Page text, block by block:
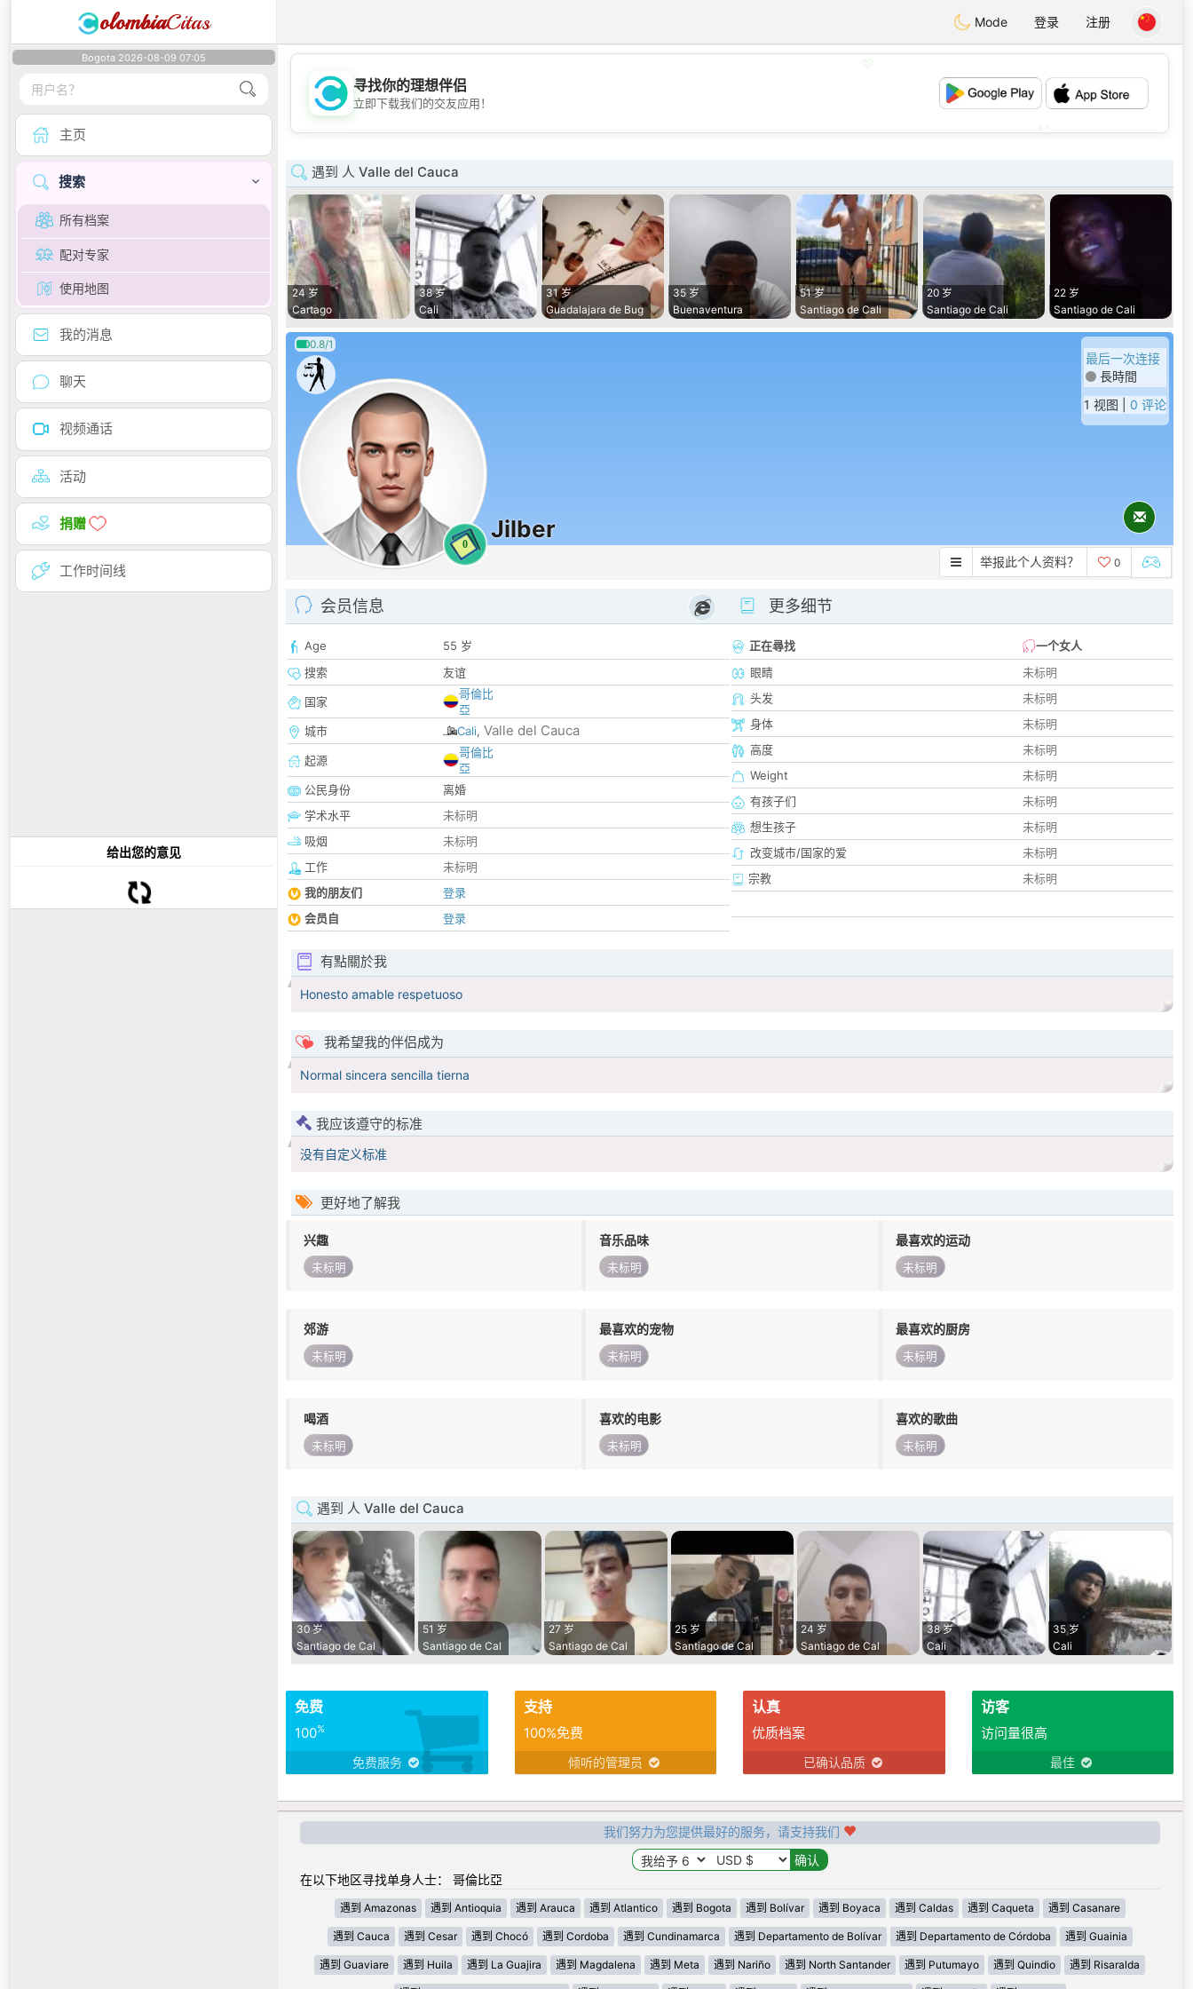
olombiaCitas Mode 登录 注册
Bogota 2026-08-09 07:05
主页
搜索
所有档案
配对专家
使用地图
我的消息
聊天
视频通话
活动
捐赠
工作时间线
给出您的意见
💖
💕
寻找你的理想伴侣
立即下载我们的交友应用！
遇到 人 Valle del Cauca
24 岁
Cartago
38 岁
Cali
31 岁
Guadalajara de Bug
35 岁
Buenaventura
51 岁
Santiago de Cali
20 岁
Santiago de Cali
22 岁
Santiago de Cali
0.8/1
0
Jilber
最后一次连接
長時間
1 视图 | 0 评论
举报此个人资料？ 0
会员信息
Age
55 岁
搜索
友谊
国家
哥倫比
亞
城市
Cali, Valle del Cauca
起源
哥倫比
亞
公民身份
离婚
学术水平
未标明
吸烟
未标明
工作
未标明
我的朋友们
登录
会员自
登录
更多细节
正在尋找
一个女人
眼睛
未标明
头发
未标明
身体
未标明
高度
未标明
Weight
未标明
有孩子们
未标明
想生孩子
未标明
改变城市/国家的爱
未标明
宗教
未标明
有點關於我
Honesto amable respetuoso
我希望我的伴侣成为
Normal sincera sencilla tierna
我应该遵守的标准
没有自定义标准
更好地了解我
兴趣
未标明
音乐品味
未标明
最喜欢的运动
未标明
郊游
未标明
最喜欢的宠物
未标明
最喜欢的厨房
未标明
喝酒
未标明
喜欢的电影
未标明
喜欢的歌曲
未标明
遇到 人 Valle del Cauca
30 岁
Santiago de Cal
51 岁
Santiago de Cal
27 岁
Santiago de Cal
25 岁
Santiago de Cal
24 岁
Santiago de Cal
38 岁
Cali
35 岁
Cali
免费
100%
免费服务
支持
100%免费
倾听的管理员
认真
优质档案
已确认品质
访客
访问量很高
最佳
我们努力为您提供最好的服务，请支持我们
在以下地区寻找单身人士： 哥倫比亞
遇到 Amazonas 遇到 Antioquia 遇到 Arauca 遇到 Atlantico 遇到 Bogota 遇到 Bolívar 遇到 Boyaca 遇到 Caldas 遇到 Caqueta 遇到 Casanare
遇到 Cauca 遇到 Cesar 遇到 Chocó 遇到 Cordoba 遇到 Cundinamarca 遇到 Departamento de Bolívar 遇到 Departamento de Córdoba 遇到 Guainia
遇到 Guaviare 遇到 Huila 遇到 La Guajira 遇到 Magdalena 遇到 Meta 遇到 Nariño 遇到 North Santander 遇到 Putumayo 遇到 Quindio 遇到 Risaralda